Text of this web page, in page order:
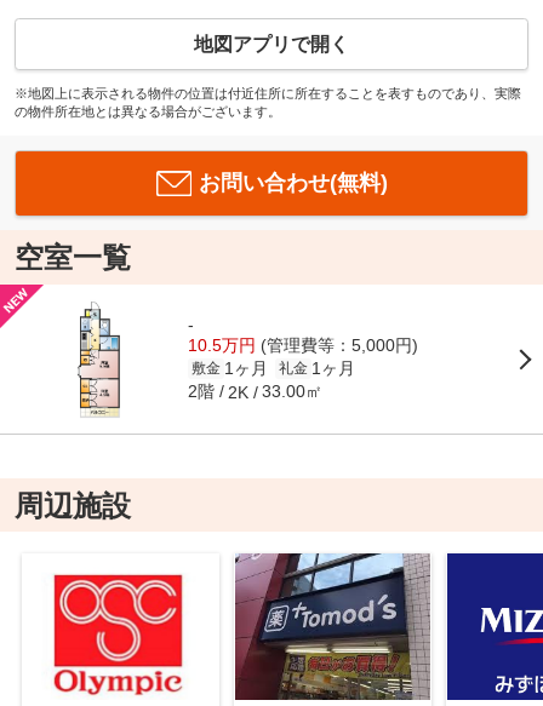
地図アプリで開く
※地図上に表示される物件の位置は付近住所に所在することを表すものであり、実際
の物件所在地とは異なる場合がございます。
お問い合わせ(無料)
空室一覧
-
10.5万円 (管理費等：5,000円)
敷金 1ヶ月 礼金 1ヶ月
2階 2K 33.00㎡
周辺施設